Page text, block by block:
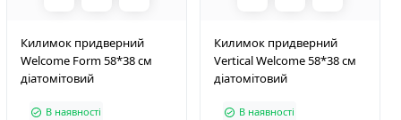
Килимок придверний
Welcome Form 58*38 см
діатомітовий
В наявності
Килимок придверний
Vertical Welcome 58*38 см
діатомітовий
В наявності